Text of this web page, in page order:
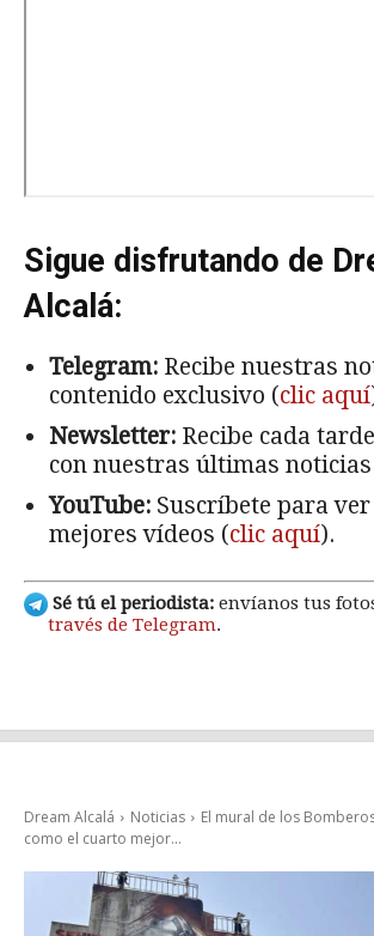
Sigue disfrutando de
Alcalá:
Telegram: Recibe nuestras
contenido exclusivo (clic aquí
Newsletter: Recibe cada
con nuestras últimas
YouTube: Suscríbete para
mejores vídeos (clic aquí).
Sé tú el periodista: envíanos tus
través de Telegram.